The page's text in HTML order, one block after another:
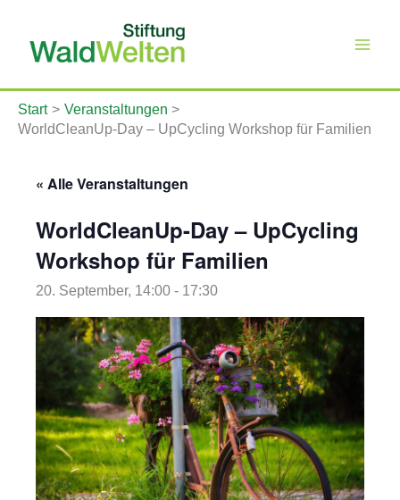
springen
Start
Veranstaltungen
WorldCleanUp-Day – UpCycling Workshop für Familien
« Alle Veranstaltungen
WorldCleanUp-Day – UpCycling
Workshop für Familien
20. September, 14:00 - 17:30